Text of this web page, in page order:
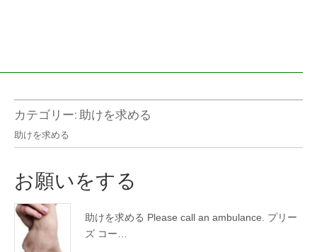
旅
行
英
会
話
カテゴリー: 助けを求める
助けを求める
お願いをする
助けを求める Please call an ambulance. プリー
ズ コー…